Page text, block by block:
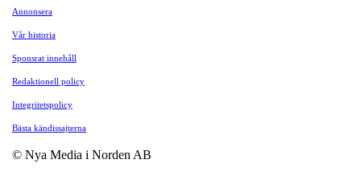
Annonsera
Vår historia
Sponsrat innehåll
Redaktionell policy
Integritetspolicy
Bästa kändissajterna
© Nya Media i Norden AB